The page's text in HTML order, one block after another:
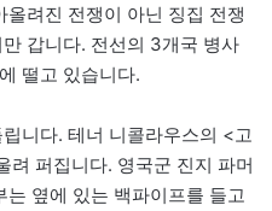
려진 전쟁이 아닌 징집 전쟁
갑니다. 전선의 3개국 병사
떨고 있습니다.
니다. 테너 니콜라우스의 <고
려 퍼집니다. 영국군 진지 파머
옆에 있는 백파이프를 들고